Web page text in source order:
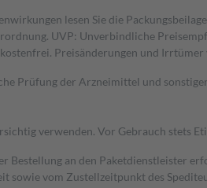
lesen Sie die
UVP: Unverbindliche
Preisänderungen und
Prüfung der Arzneimittel und
verwenden. Vor Gebrauch stets
Bestellung an den Paketdienstleister
sowie vom Zustellzeitpunkt des